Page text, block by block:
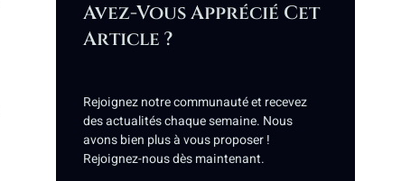
Avez-Vous Apprécié Cet
Article ?
Rejoignez notre communauté et recevez
des actualités chaque semaine. Nous
avons bien plus à vous proposer !
Rejoignez-nous dès maintenant.